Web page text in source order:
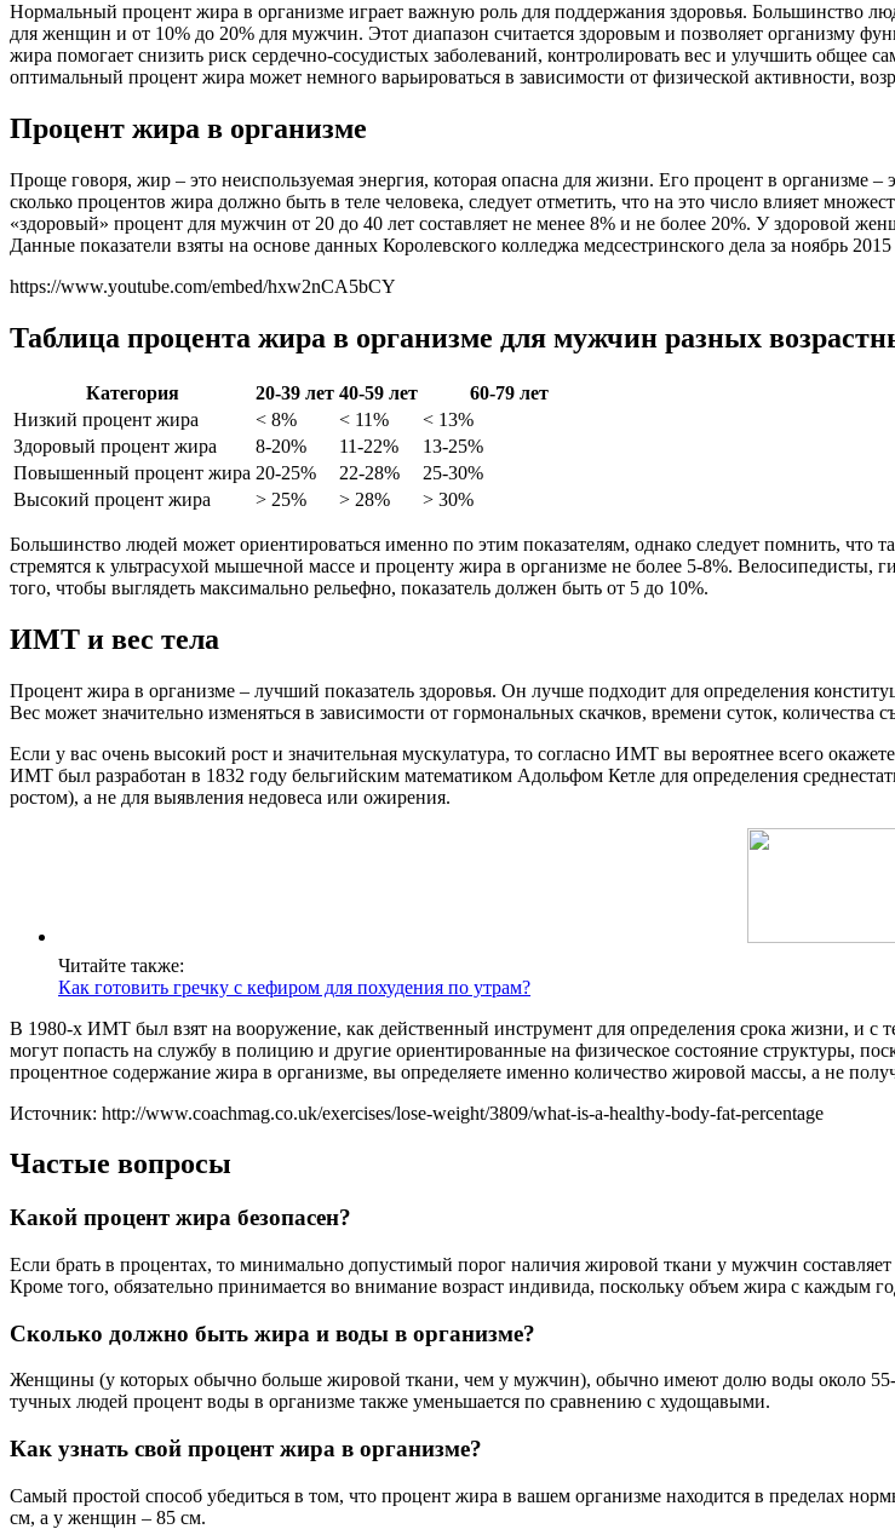
Нормальный процент жира в организме играет важную роль для поддержания здоровья. Большинство
для женщин и от 10% до 20% для мужчин. Этот диапазон считается здоровым и позволяет организму
жира помогает снизить риск сердечно-сосудистых заболеваний, контролировать вес и улучшить
оптимальный процент жира может немного варьироваться в зависимости от физической активности,
Процент жира в организме
Проще говоря, жир – это неиспользуемая энергия, которая опасна для жизни. Его процент в организме
сколько процентов жира должно быть в теле человека, следует отметить, что на это число влияет
«здоровый» процент для мужчин от 20 до 40 лет составляет не менее 8% и не более 20%. У здоровой
Данные показатели взяты на основе данных Королевского колледжа медсестринского дела за ноябрь 2015
https://www.youtube.com/embed/hxw2nCA5bCY
Таблица процента жира в организме для мужчин разных
Категория 20-39 лет 40-59 лет
60-79 лет
Низкий процент жира
< 8% < 11%
< 13%
Здоровый процент жира
8-20% 11-22%
13-25%
Повышенный процент жира 20-25% 22-28%
25-30%
Высокий процент жира
> 25% > 28% > 30%
Большинство людей может ориентироваться именно по этим показателям, однако следует помнить,
стремятся к ультрасухой мышечной массе и проценту жира в организме не более 5-8%.
того, чтобы выглядеть максимально рельефно, показатель должен быть от 5 до 10%.
ИМТ и вес тела
Процент жира в организме – лучший показатель здоровья. Он лучше подходит для определения
Вес может значительно изменяться в зависимости от гормональных скачков, времени суток, количества
Если у вас очень высокий рост и значительная мускулатура, то согласно ИМТ вы вероятнее всего
ИМТ был разработан в 1832 году бельгийским математиком Адольфом Кетле для определения
ростом), а не для выявления недовеса или ожирения.
Читайте также:
Как готовить гречку с кефиром для похудения по утрам?
В 1980-х ИМТ был взят на вооружение, как действенный инструмент для определения срока жизни, и
могут попасть на службу в полицию и другие ориентированные на физическое состояние структуры,
процентное содержание жира в организме, вы определяете именно количество жировой массы, а не
Источник: http://www.coachmag.co.uk/exercises/lose-weight/3809/what-is-a-healthy-body-fat-percentage
Частые вопросы
Какой процент жира безопасен?
Если брать в процентах, то минимально допустимый порог наличия жировой ткани у мужчин
Кроме того, обязательно принимается во внимание возраст индивида, поскольку объем жира с каждым
Сколько должно быть жира и воды в организме?
Женщины (у которых обычно больше жировой ткани, чем у мужчин), обычно имеют долю воды около
тучных людей процент воды в организме также уменьшается по сравнению с худощавыми.
Как узнать свой процент жира в организме?
Самый простой способ убедиться в том, что процент жира в вашем организме находится в пределах
см, а у женщин – 85 см.